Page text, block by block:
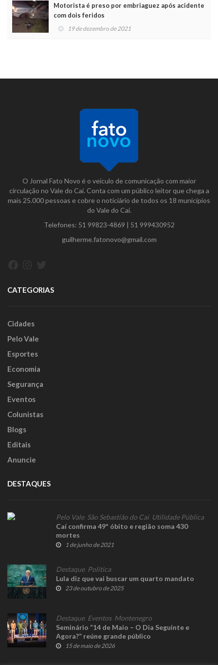
Motorista é preso por embriaguez após acidente
com dois feridos
19 de dezembro de 2021
O Jornal Fato Novo é o veículo de comunicação com maior
circulação no Vale do Caí. Conta com um público leitor que chega a
mais 25.000 pessoas e cobre o noticiário de todos os 18 municípios
do Vale do Caí.
Telefones: 51 99823-4869 | 51 999430952
guilherme.fatonovo@gmail.com
CATEGORIAS
Cidades
Pelo Vale
Esportes
Economia
Segurança
Eventos
Colunistas
Blogs
Editais
Anuncie
DESTAQUES
Pelo Vale, São Sebastião do Caí, Utilidade Pública
Caí confirma 49º óbito e região soma 430
mortes
1 de junho de 2021
Destaque, Política
Lula diz que vai buscar um quarto mandato
23 de outubro de 2025
Destaque, Eventos, Montenegro
Seminário “14 de Maio – O Dia Seguinte e
Agora?” reúne grande público
15 de maio de 2026